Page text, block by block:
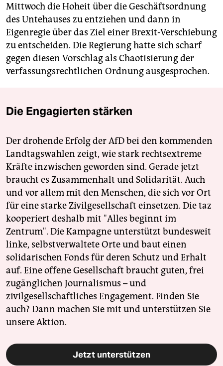
Mittwoch die Hoheit über die Geschäftsordnung
des Untehauses zu entziehen und dann in
Eigenregie über das Ziel einer Brexit-Verschiebung
zu entscheiden. Die Regierung hatte sich scharf
gegen diesen Vorschlag als Chaotisierung der
verfassungsrechtlichen Ordnung ausgesprochen.
Die Engagierten stärken
Der drohende Erfolg der AfD bei den kommenden
Landtagswahlen zeigt, wie stark rechtsextreme
Kräfte inzwischen geworden sind. Gerade jetzt
braucht es Zusammenhalt und Solidarität. Auch
und vor allem mit den Menschen, die sich vor Ort
für eine starke Zivilgesellschaft einsetzen. Die taz
kooperiert deshalb mit "Alles beginnt im
Zentrum". Die Kampagne unterstützt bundesweit
linke, selbstverwaltete Orte und baut einen
solidarischen Fonds für deren Schutz und Erhalt
auf. Eine offene Gesellschaft braucht guten, frei
zugänglichen Journalismus – und
zivilgesellschaftliches Engagement. Finden Sie
auch? Dann machen Sie mit und unterstützen Sie
unsere Aktion.
Jetzt unterstützen